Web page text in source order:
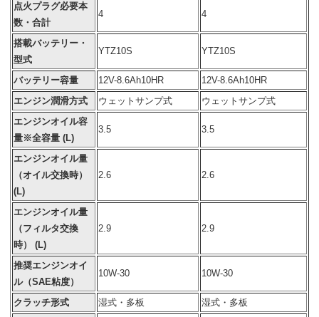
点火プラグ必要本
数・合計
4 4
搭載バッテリー・
型式
YTZ10S YTZ10S
バッテリー容量 12V-8.6Ah10HR
12V-8.6Ah10HR
エンジン潤滑方式
ウェットサンプ式
ウェットサンプ式
エンジンオイル容
量※全容量 (L)
3.5 3.5
エンジンオイル量
（オイル交換時）
(L)
2.6 2.6
エンジンオイル量
（フィルタ交換
時） (L)
2.9 2.9
推奨エンジンオイ
ル（SAE粘度）
10W-30 10W-30
クラッチ形式 湿式・多板 湿式・多板